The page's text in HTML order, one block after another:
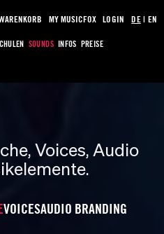
SOUNDS INFOS PREISE
MY MUSICFOX LOGIN DE| EN
Voices, Audio
VOICESAUDIO BRANDING